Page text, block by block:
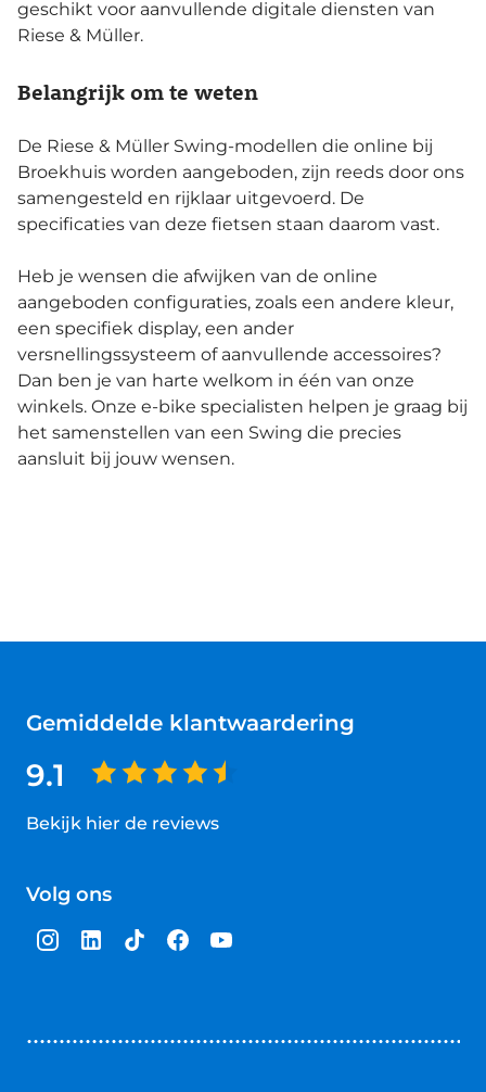
geschikt voor aanvullende digitale diensten van
Riese & Müller.
Belangrijk om te weten
De Riese & Müller Swing-modellen die online bij
Broekhuis worden aangeboden, zijn reeds door ons
samengesteld en rijklaar uitgevoerd. De
specificaties van deze fietsen staan daarom vast.
Heb je wensen die afwijken van de online
aangeboden configuraties, zoals een andere kleur,
een specifiek display, een ander
versnellingssysteem of aanvullende accessoires?
Dan ben je van harte welkom in één van onze
winkels. Onze e-bike specialisten helpen je graag bij
het samenstellen van een Swing die precies
aansluit bij jouw wensen.
Gemiddelde klantwaardering
9.1
Bekijk hier de reviews
van
sterren
Volg ons